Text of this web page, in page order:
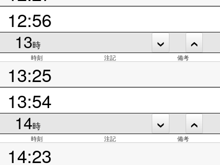
12:56
13時
時刻 注記 備考
13:25
13:54
14時
時刻 注記 備考
14:23